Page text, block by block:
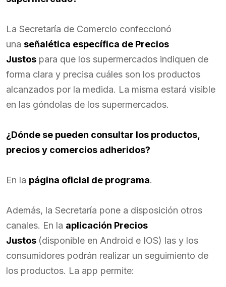
La Secretaría de Comercio confeccionó
una señalética específica de Precios
Justos para que los supermercados indiquen de
forma clara y precisa cuáles son los productos
alcanzados por la medida. La misma estará visible
en las góndolas de los supermercados.
¿Dónde se pueden consultar los productos,
precios y comercios adheridos?
En la página oficial de programa.
Además, la Secretaría pone a disposición otros
canales. En la aplicación Precios
Justos (disponible en Android e IOS) las y los
consumidores podrán realizar un seguimiento de
los productos. La app permite: